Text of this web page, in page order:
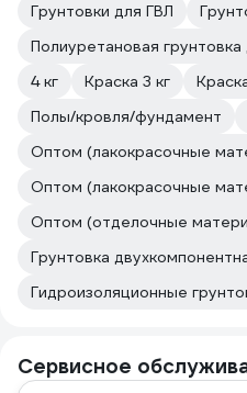
Грунтовки для ГВЛ
Полиуретановая
4 кг
Краска 3 кг
Полы/кровля/фундамент
Оптом (лакокрасочные
Оптом (лакокрасочные
Оптом (отделочные
Грунтовка
Гидроизоляционные
Сервисное